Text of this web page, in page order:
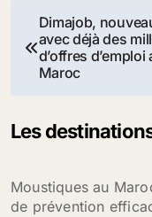
Navigation
de
Dimajob,
avec déjà des
d’offres d’emploi
Maroc
Les
Moustiques au
de prévention